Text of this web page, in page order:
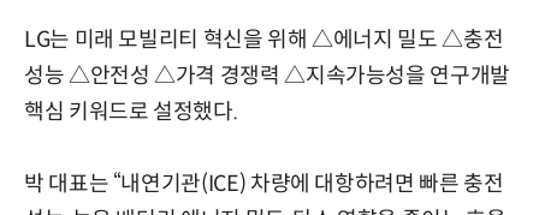
LG는 미래 모빌리티 혁신을 위해 △에너지 밀도 △충전
성능 △안전성 △가격 경쟁력 △지속가능성을 연구개발
핵심 키워드로 설정했다.
박 대표는 “내연기관(ICE) 차량에 대항하려면 빠른 충전